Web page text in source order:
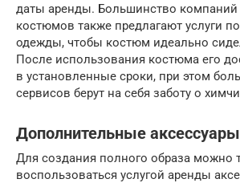
даты аренды. Большинство компаний
костюмов также предлагают услуги
одежды, чтобы костюм идеально
После использования костюма его
в установленные сроки, при этом
сервисов берут на себя заботу о
Дополнительные аксессуары
Для создания полного образа можно
воспользоваться услугой аренды